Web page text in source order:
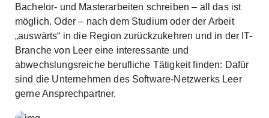
Bachelor- und Masterarbeiten schreiben – all das ist
möglich. Oder – nach dem Studium oder der Arbeit
„auswärts“ in die Region zurückzukehren und in der IT-
Branche von Leer eine interessante und
abwechslungsreiche berufliche Tätigkeit finden: Dafür
sind die Unternehmen des Software-Netzwerks Leer
gerne Ansprechpartner.